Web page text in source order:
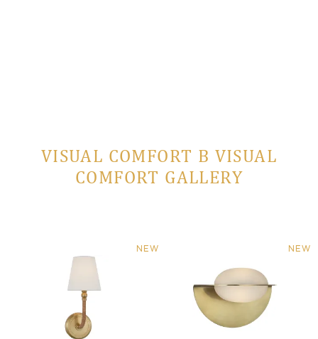
VISUAL COMFORT В VISUAL
COMFORT GALLERY
NEW NEW